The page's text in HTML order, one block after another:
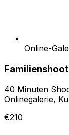
Online-
40 Minuten
Onlinegalerie,
€210